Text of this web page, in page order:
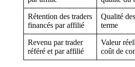
Rétention des traders
financés par affilié
Qualité
terme
Revenu par trader
référé et par affilié
Valeur
coût de